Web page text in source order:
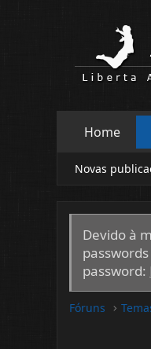
Home
Novas
Devido à
password:
Fóruns